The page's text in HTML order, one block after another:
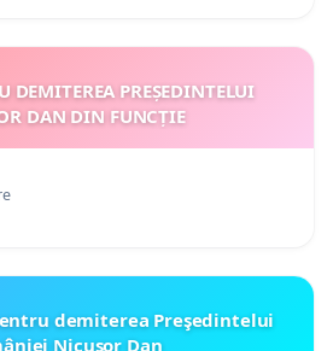
DEMITEREA PREȘEDINTELUI
DAN DIN FUNCȚIE
demiterea Preşedintelui
Nicusor Dan